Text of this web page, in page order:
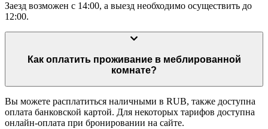
Заезд возможен с 14:00, а выезд необходимо осуществить до
12:00.
Как оплатить проживание в меблированной
комнате?
Вы можете расплатиться наличными в RUB, также доступна
оплата банковской картой. Для некоторых тарифов доступна
онлайн-оплата при бронировании на сайте.